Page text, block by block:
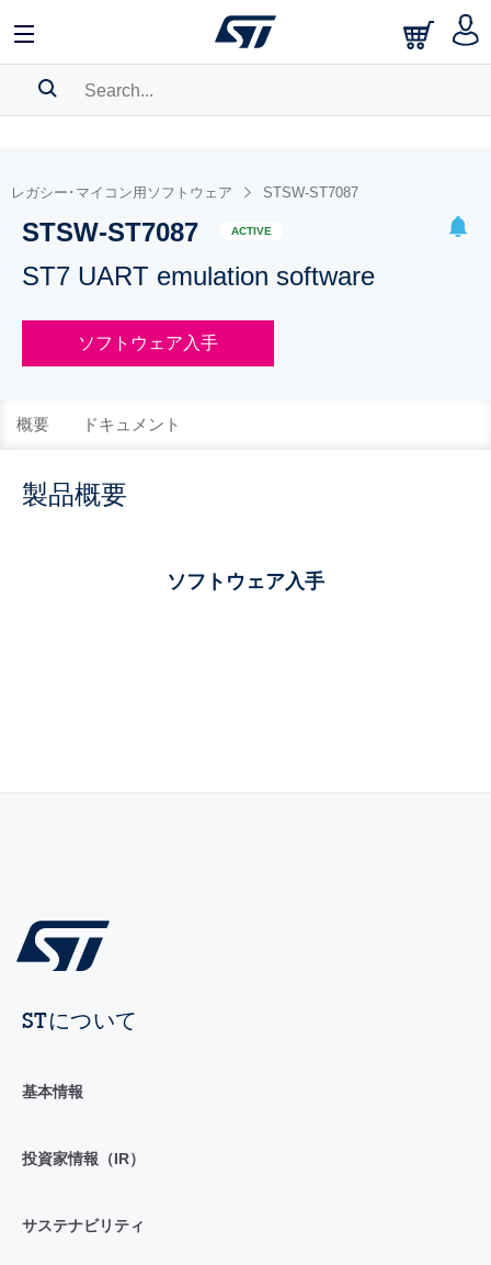
BOOKMARK
Pleaselog into show your saved searches.
レガシー･マイコン用ソフトウェア STSW-ST7087
STSW-ST7087 ACTIVE
ST7 UART emulation software
ソフトウェア入手
概要 ドキュメント
製品概要
ソフトウェア入手
STについて
基本情報
投資家情報（IR）
サステナビリティ